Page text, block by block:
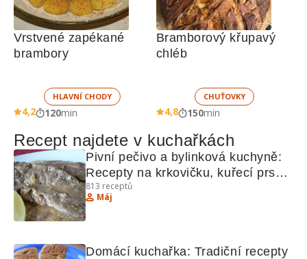
Vrstvené zapékané
brambory
HLAVNÍ CHODY
4,2 120min
Bramborový křupavý
chléb
CHUŤOVKY
4,8 150min
Recept najdete v kuchařkách
Pivní pečivo a bylinková kuchyně:
Recepty na krkovičku, kuřecí prsa,
hruškové taštičky, bažanta a krůtí
játra
813 receptů
Máj
Domácí kuchařka: Tradiční recepty